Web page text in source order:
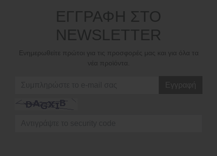
ΕΓΓΡΑΦΗ ΣΤΟ
NEWSLETTER
Ενημερωθείτε πρώτοι για τις προσφορές μας και για όλα τα
νέα προϊόντα.